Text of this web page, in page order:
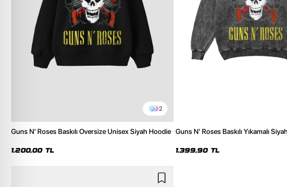
2
Guns N' Roses Baskılı Oversize Unisex Siyah Hoodie
1.200,00 TL
Guns N' Roses Baskılı Yıkamalı
1.399,90 TL